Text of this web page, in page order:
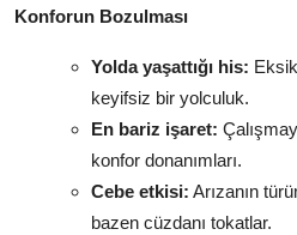
Konforun Bozulması
Yolda yaşattığı his:
keyifsiz bir yolculuk.
En bariz işaret:
konfor donanımları.
Cebe etkisi: Arızanın
bazen cüzdanı tokatlar.